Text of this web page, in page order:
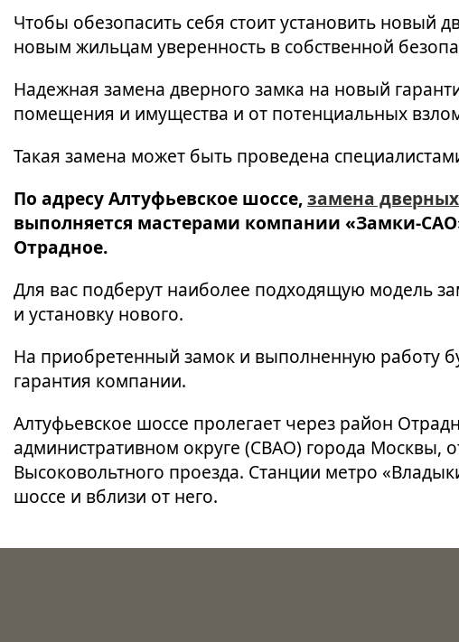
Чтобы обезопасить себя стоит установить новый
новым жильцам уверенность в собственной
Надежная замена дверного замка на новый
помещения и имущества и от потенциальных
Такая замена может быть проведена
По адресу Алтуфьевское шоссе,замена
выполняется мастерами компании «Замки-
Отрадное.
Для вас подберут наиболее подходящую модель
и установку нового.
На приобретенный замок и выполненную работу
гарантия компании.
Алтуфьевское шоссе пролегает через район
административном округе (СВАО) города Москвы,
Высоковольтного проезда. Станции метро
шоссе и вблизи от него.